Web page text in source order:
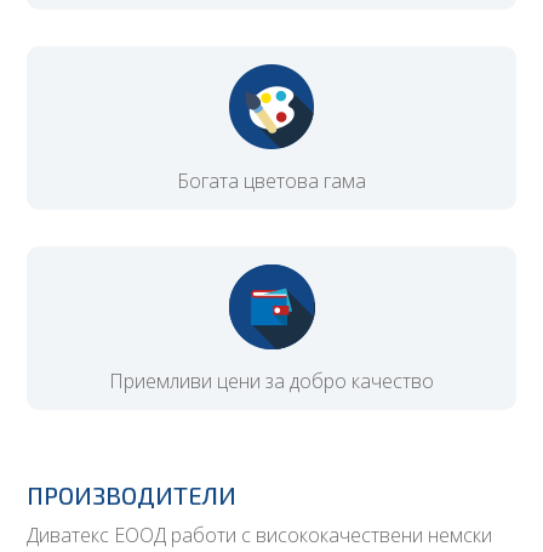
Богата цветова гама
Приемливи цени за добро качество
ПРОИЗВОДИТЕЛИ
Диватекс ЕООД работи с висококачествени немски